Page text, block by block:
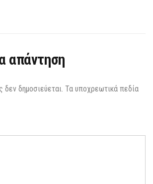
απάντηση
δεν δημοσιεύεται. Τα υποχρεωτικά πεδία